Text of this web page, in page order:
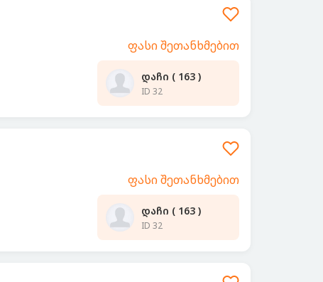
ფასი შეთანხმებით
დაჩი ( 163 )
ID 32
ფასი შეთანხმებით
დაჩი ( 163 )
ID 32